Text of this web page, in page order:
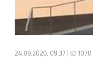
24.09.2020, 09:37 | 1070 |